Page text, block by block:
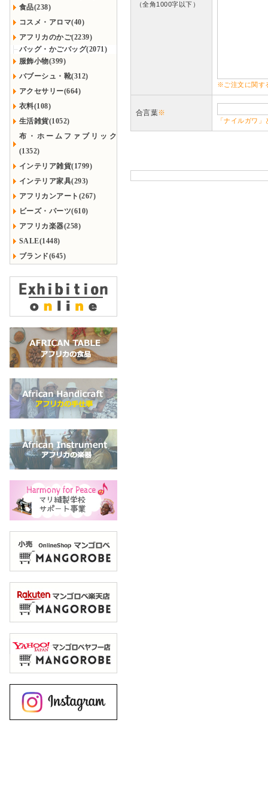
食品(238)
コスメ・アロマ(40)
アフリカのかご(2239)
バッグ・かごバッグ(2071)
服飾小物(399)
バブーシュ・靴(312)
アクセサリー(664)
衣料(108)
生活雑貨(1052)
布・ホームファブリック
(1352)
インテリア雑貨(1799)
インテリア家具(293)
アフリカンアート(267)
ビーズ・パーツ(610)
アフリカ楽器(258)
SALE(1448)
ブランド(645)
（全角1000字以下）
※ご注文に関す
合言葉※
「ナイルガワ